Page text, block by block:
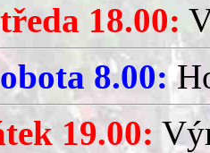
18.00:
8.00:
19.00: